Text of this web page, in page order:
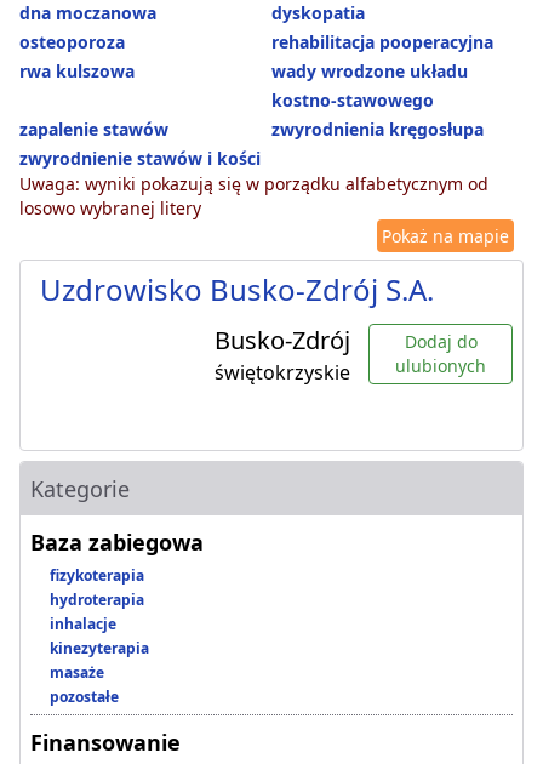
dna moczanowa
dyskopatia
osteoporoza
rehabilitacja pooperacyjna
rwa kulszowa
wady wrodzone układu
kostno-stawowego
zapalenie stawów
zwyrodnienia kręgosłupa
zwyrodnienie stawów i kości
Uwaga: wyniki pokazują się w porządku alfabetycznym od
losowo wybranej litery
Pokaż na mapie
Uzdrowisko Busko-Zdrój S.A.
Busko-Zdrój
świętokrzyskie
Dodaj do
ulubionych
Kategorie
Baza zabiegowa
fizykoterapia
hydroterapia
inhalacje
kinezyterapia
masaże
pozostałe
Finansowanie